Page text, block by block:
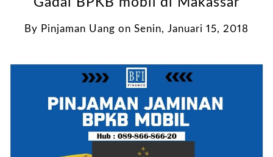
By Pinjaman Uang on Senin, Januari 15, 2018